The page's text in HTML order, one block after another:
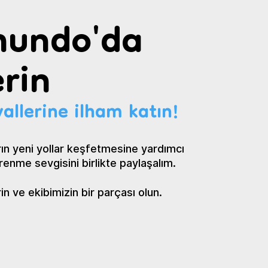
ilham katın!
yeni yollar keşfetmesine yardımcı
sevgisini birlikte paylaşalım.
ve ekibimizin bir parçası olun.